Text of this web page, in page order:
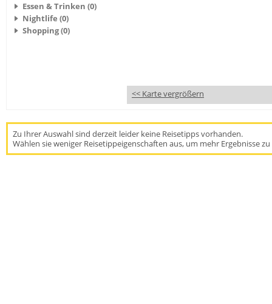
Essen & Trinken (0)
Nightlife (0)
Shopping (0)
<< Karte vergrößern
Zu Ihrer Auswahl sind derzeit leider keine Reisetipps vorhanden.
Wählen sie weniger Reisetippeigenschaften aus, um mehr Ergebnisse